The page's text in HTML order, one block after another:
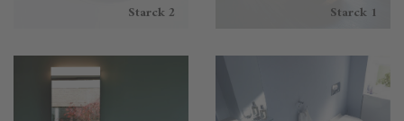
Starck 1
Starck 2